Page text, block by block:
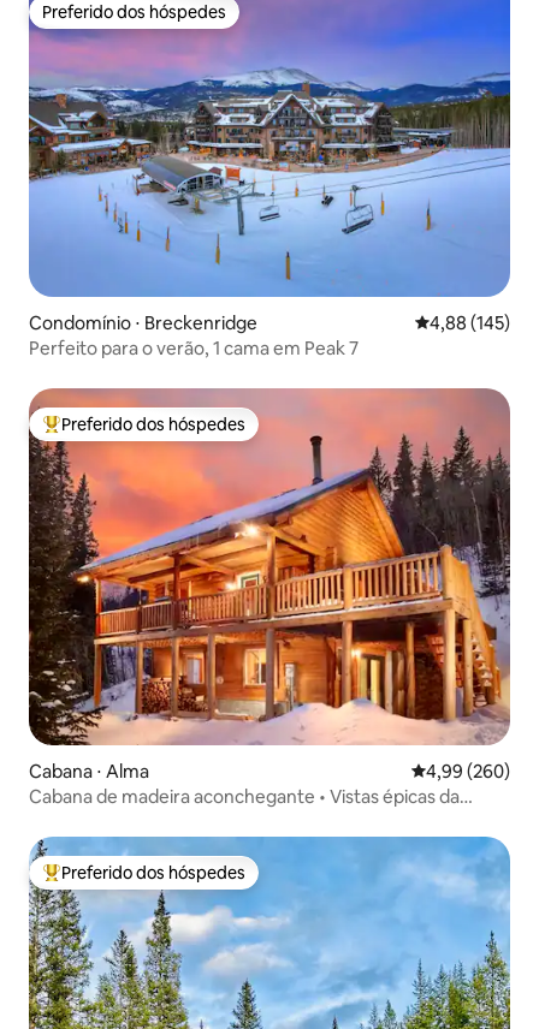
Preferido dos hóspedes
Preferido dos hóspedes
Condomínio ⋅ Breckenridge 4,88 de uma
4,88 (145)
Perfeito para o verão, 1 cama em Peak 7
Entre os melhores preferidos dos hóspedes
Preferido dos hóspedes
Cabana ⋅ Alma 4,99 de uma
4,99 (260)
Cabana de madeira aconchegante • Vistas épicas da
Entre os melhores preferidos dos hóspedes
Preferido dos hóspedes